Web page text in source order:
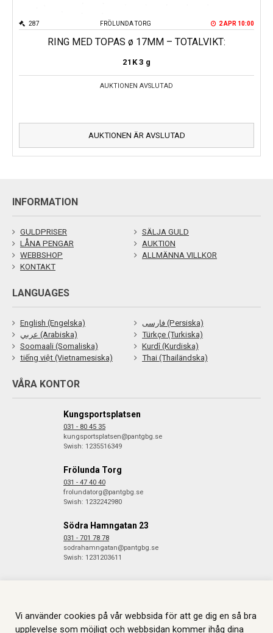
FRÖLUNDA TORG
287 2 APR 10:00
RING MED TOPAS ø 17MM – TOTALVIKT:
21K 3 g
AUKTIONEN AVSLUTAD
AUKTIONEN ÄR AVSLUTAD
INFORMATION
GULDPRISER
SÄLJA GULD
LÅNA PENGAR
AUKTION
WEBBSHOP
ALLMÄNNA VILLKOR
KONTAKT
LANGUAGES
English (Engelska)
فارسی (Persiska)
عربي (Arabiska)
Türkçe (Turkiska)
Soomaali (Somaliska)
Kurdî (Kurdiska)
tiếng việt (Vietnamesiska)
Thai (Thailändska)
VÅRA KONTOR
Kungsportsplatsen
031 - 80 45 35
kungsportsplatsen@pantgbg.se
Swish: 1235516349
Frölunda Torg
031 - 47 40 40
frolundatorg@pantgbg.se
Swish: 1232242980
Södra Hamngatan 23
031 - 701 78 78
sodrahamngatan@pantgbg.se
Swish: 1231203611
© 2026 Göteborgs Pantbank. Alla rättigheter reserverade. Information
om Cookies.Skapas i samarbete medJGL.
Vi använder cookies på vår webbsida för att ge dig en så bra
upplevelse som möjligt och webbsidan kommer ihåg dina